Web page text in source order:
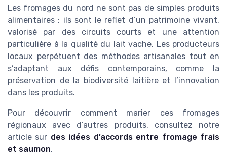
Les fromages du nord ne sont pas de simples produits
alimentaires : ils sont le reflet d’un patrimoine vivant,
valorisé par des circuits courts et une attention
particulière à la qualité du lait vache. Les producteurs
locaux perpétuent des méthodes artisanales tout en
s’adaptant aux défis contemporains, comme la
préservation de la biodiversité laitière et l’innovation
dans les produits.
Pour découvrir comment marier ces fromages
régionaux avec d’autres produits, consultez notre
article sur des idées d’accords entre fromage frais
et saumon.